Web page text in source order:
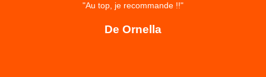
"Au top, je recommande !!"
De Ornella